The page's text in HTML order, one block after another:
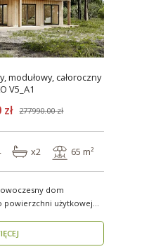
modułowy, całoroczny
V5_A1
277990.00 zł
x2 65 m²
dom
powierzchni użytkowej